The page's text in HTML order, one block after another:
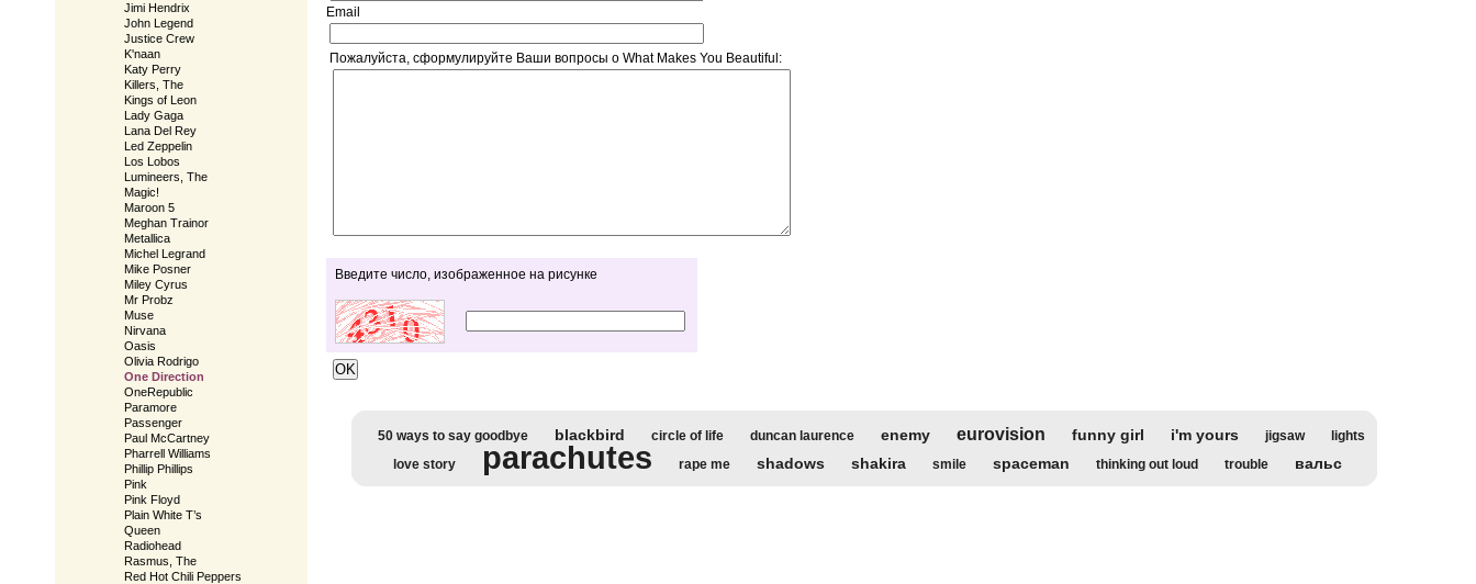
Jimi Hendrix
John Legend
Justice Crew
K'naan
Katy Perry
Killers, The
Kings of Leon
Lady Gaga
Lana Del Rey
Led Zeppelin
Los Lobos
Lumineers, The
Magic!
Maroon 5
Meghan Trainor
Metallica
Michel Legrand
Mike Posner
Miley Cyrus
Mr Probz
Muse
Nirvana
Oasis
Olivia Rodrigo
One Direction
OneRepublic
Paramore
Passenger
Paul McCartney
Pharrell Williams
Phillip Phillips
Pink
Pink Floyd
Plain White T’s
Queen
Radiohead
Rasmus, The
Red Hot Chili Peppers
Email
Пожалуйста, сформулируйте Ваши вопросы о What Makes You Beautiful:
Введите число, изображенное на рисунке
50 ways to say goodbye blackbird circle of life duncan laurence enemy eurovision funny girl i'm yours jigsaw
lights
love story
parachutes rape me shadows shakira smile spaceman thinking out loud trouble вальс